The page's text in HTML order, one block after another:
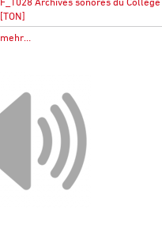
[TON]
mehr…